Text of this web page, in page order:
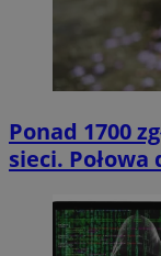
Ponad 1700
sieci. Połowa